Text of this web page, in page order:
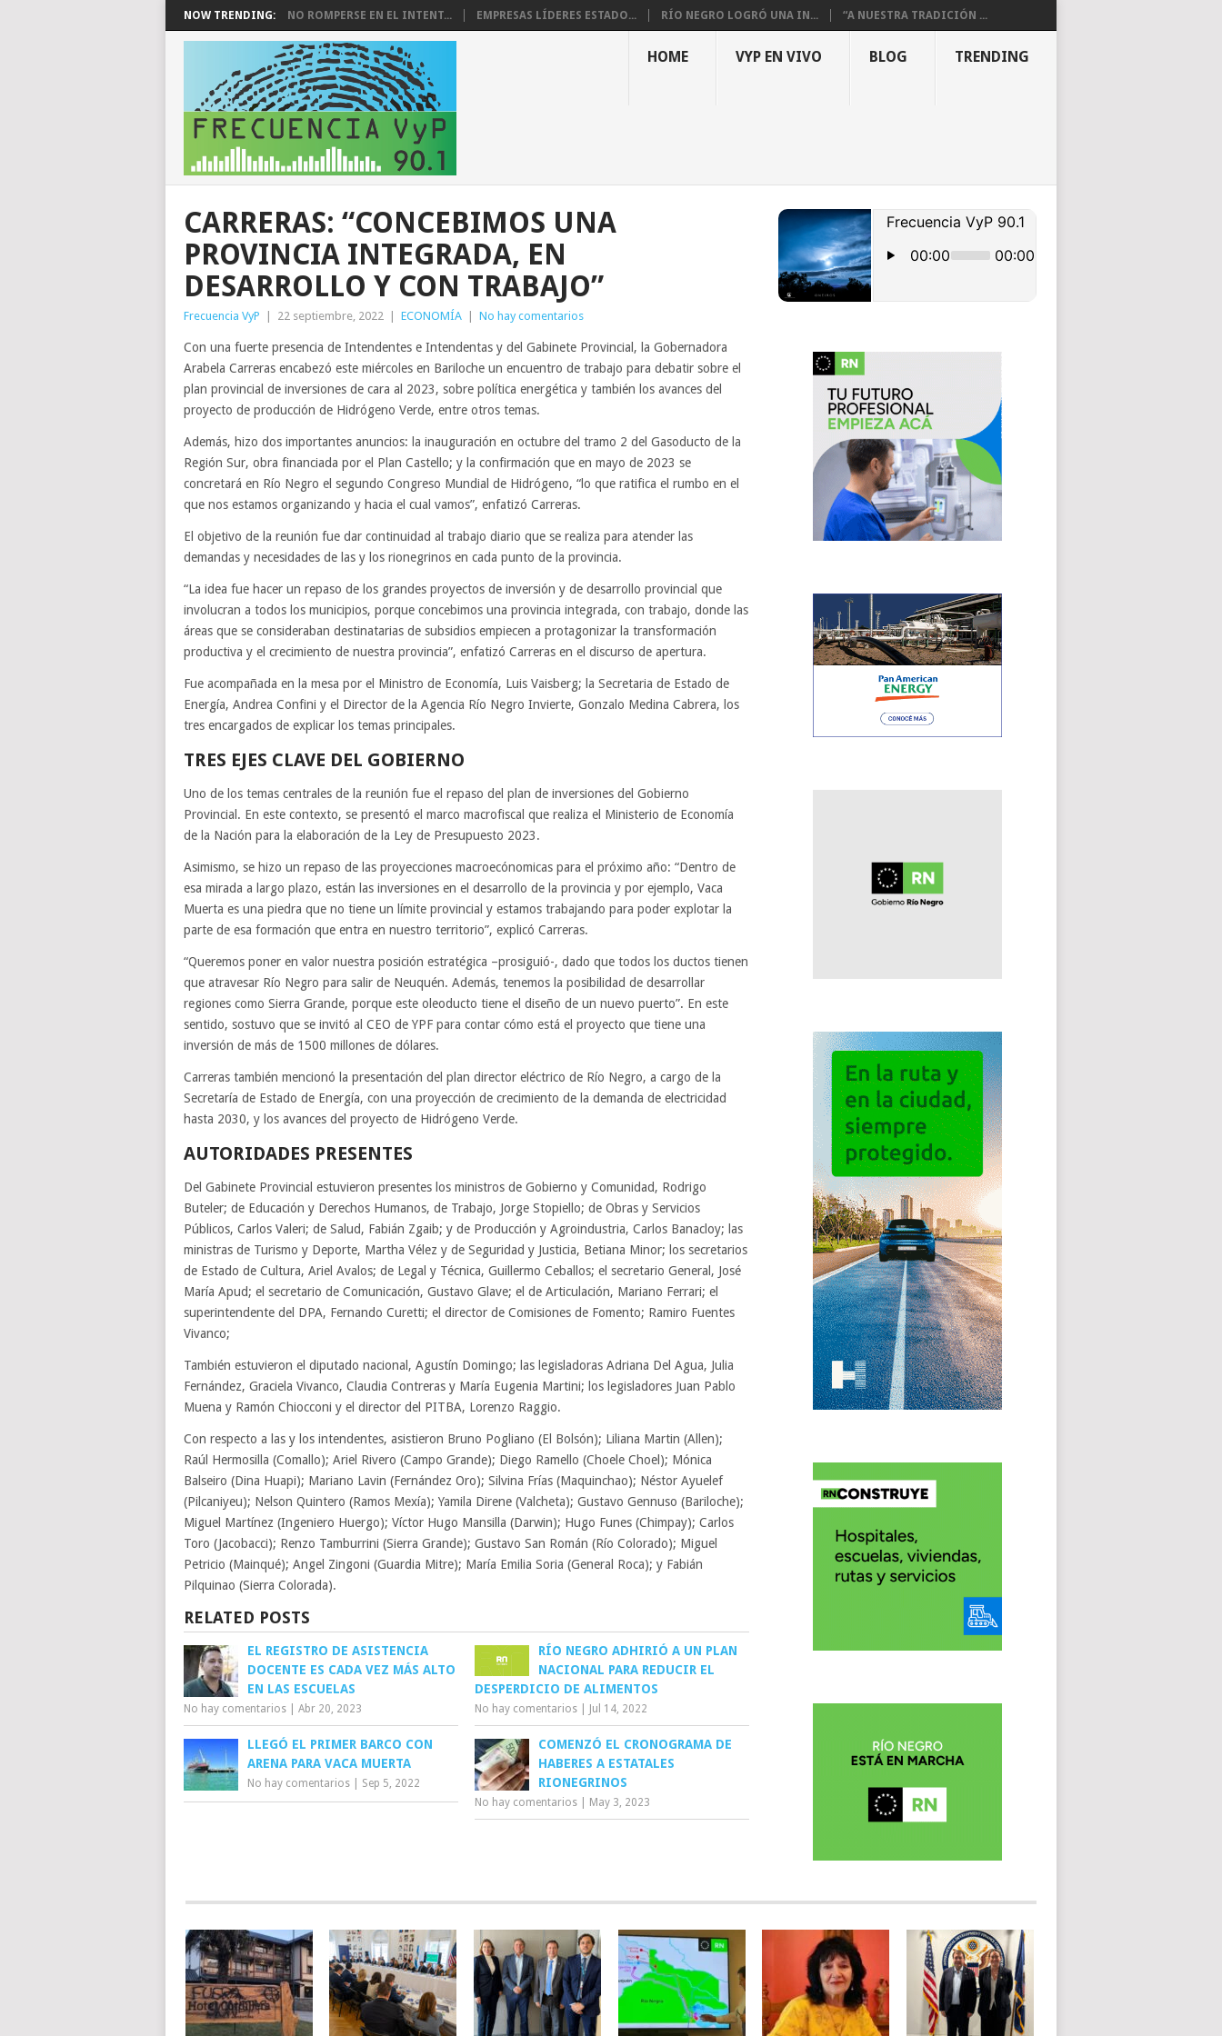
NOW TRENDING: NO ROMPERSE EN EL INTENT... EMPRESAS LÍDERES ESTADO... RÍO NEGRO LOGRÓ UNA IN... “A NUESTRA TRADICIÓN ...
HOME VYP EN VIVO BLOG TRENDING
CARRERAS: “CONCEBIMOS UNA
PROVINCIA INTEGRADA, EN
DESARROLLO Y CON TRABAJO”
Frecuencia VyP 22 septiembre, 2022 ECONOMÍA No hay comentarios
Con una fuerte presencia de Intendentes e Intendentas y del Gabinete Provincial, la Gobernadora
Arabela Carreras encabezó este miércoles en Bariloche un encuentro de trabajo para debatir sobre el
plan provincial de inversiones de cara al 2023, sobre política energética y también los avances del
proyecto de producción de Hidrógeno Verde, entre otros temas.
Además, hizo dos importantes anuncios: la inauguración en octubre del tramo 2 del Gasoducto de la
Región Sur, obra financiada por el Plan Castello; y la confirmación que en mayo de 2023 se
concretará en Río Negro el segundo Congreso Mundial de Hidrógeno, “lo que ratifica el rumbo en el
que nos estamos organizando y hacia el cual vamos”, enfatizó Carreras.
El objetivo de la reunión fue dar continuidad al trabajo diario que se realiza para atender las
demandas y necesidades de las y los rionegrinos en cada punto de la provincia.
“La idea fue hacer un repaso de los grandes proyectos de inversión y de desarrollo provincial que
involucran a todos los municipios, porque concebimos una provincia integrada, con trabajo, donde las
áreas que se consideraban destinatarias de subsidios empiecen a protagonizar la transformación
productiva y el crecimiento de nuestra provincia”, enfatizó Carreras en el discurso de apertura.
Fue acompañada en la mesa por el Ministro de Economía, Luis Vaisberg; la Secretaria de Estado de
Energía, Andrea Confini y el Director de la Agencia Río Negro Invierte, Gonzalo Medina Cabrera, los
tres encargados de explicar los temas principales.
TRES EJES CLAVE DEL GOBIERNO
Uno de los temas centrales de la reunión fue el repaso del plan de inversiones del Gobierno
Provincial. En este contexto, se presentó el marco macrofiscal que realiza el Ministerio de Economía
de la Nación para la elaboración de la Ley de Presupuesto 2023.
Asimismo, se hizo un repaso de las proyecciones macroecónomicas para el próximo año: “Dentro de
esa mirada a largo plazo, están las inversiones en el desarrollo de la provincia y por ejemplo, Vaca
Muerta es una piedra que no tiene un límite provincial y estamos trabajando para poder explotar la
parte de esa formación que entra en nuestro territorio”, explicó Carreras.
“Queremos poner en valor nuestra posición estratégica –prosiguió-, dado que todos los ductos tienen
que atravesar Río Negro para salir de Neuquén. Además, tenemos la posibilidad de desarrollar
regiones como Sierra Grande, porque este oleoducto tiene el diseño de un nuevo puerto”. En este
sentido, sostuvo que se invitó al CEO de YPF para contar cómo está el proyecto que tiene una
inversión de más de 1500 millones de dólares.
Carreras también mencionó la presentación del plan director eléctrico de Río Negro, a cargo de la
Secretaría de Estado de Energía, con una proyección de crecimiento de la demanda de electricidad
hasta 2030, y los avances del proyecto de Hidrógeno Verde.
AUTORIDADES PRESENTES
Del Gabinete Provincial estuvieron presentes los ministros de Gobierno y Comunidad, Rodrigo
Buteler; de Educación y Derechos Humanos, de Trabajo, Jorge Stopiello; de Obras y Servicios
Públicos, Carlos Valeri; de Salud, Fabián Zgaib; y de Producción y Agroindustria, Carlos Banacloy; las
ministras de Turismo y Deporte, Martha Vélez y de Seguridad y Justicia, Betiana Minor; los secretarios
de Estado de Cultura, Ariel Avalos; de Legal y Técnica, Guillermo Ceballos; el secretario General, José
María Apud; el secretario de Comunicación, Gustavo Glave; el de Articulación, Mariano Ferrari; el
superintendente del DPA, Fernando Curetti; el director de Comisiones de Fomento; Ramiro Fuentes
Vivanco;
También estuvieron el diputado nacional, Agustín Domingo; las legisladoras Adriana Del Agua, Julia
Fernández, Graciela Vivanco, Claudia Contreras y María Eugenia Martini; los legisladores Juan Pablo
Muena y Ramón Chiocconi y el director del PITBA, Lorenzo Raggio.
Con respecto a las y los intendentes, asistieron Bruno Pogliano (El Bolsón); Liliana Martin (Allen);
Raúl Hermosilla (Comallo); Ariel Rivero (Campo Grande); Diego Ramello (Choele Choel); Mónica
Balseiro (Dina Huapi); Mariano Lavin (Fernández Oro); Silvina Frías (Maquinchao); Néstor Ayuelef
(Pilcaniyeu); Nelson Quintero (Ramos Mexía); Yamila Direne (Valcheta); Gustavo Gennuso (Bariloche);
Miguel Martínez (Ingeniero Huergo); Víctor Hugo Mansilla (Darwin); Hugo Funes (Chimpay); Carlos
Toro (Jacobacci); Renzo Tamburrini (Sierra Grande); Gustavo San Román (Río Colorado); Miguel
Petricio (Mainqué); Angel Zingoni (Guardia Mitre); María Emilia Soria (General Roca); y Fabián
Pilquinao (Sierra Colorada).
RELATED POSTS
EL REGISTRO DE ASISTENCIA
DOCENTE ES CADA VEZ MÁS ALTO
EN LAS ESCUELAS
No hay comentarios Abr 20, 2023
RÍO NEGRO ADHIRIÓ A UN PLAN
NACIONAL PARA REDUCIR EL
DESPERDICIO DE ALIMENTOS
No hay comentarios Jul 14, 2022
LLEGÓ EL PRIMER BARCO CON
ARENA PARA VACA MUERTA
No hay comentarios Sep 5, 2022
COMENZÓ EL CRONOGRAMA DE
HABERES A ESTATALES
RIONEGRINOS
No hay comentarios May 3, 2023